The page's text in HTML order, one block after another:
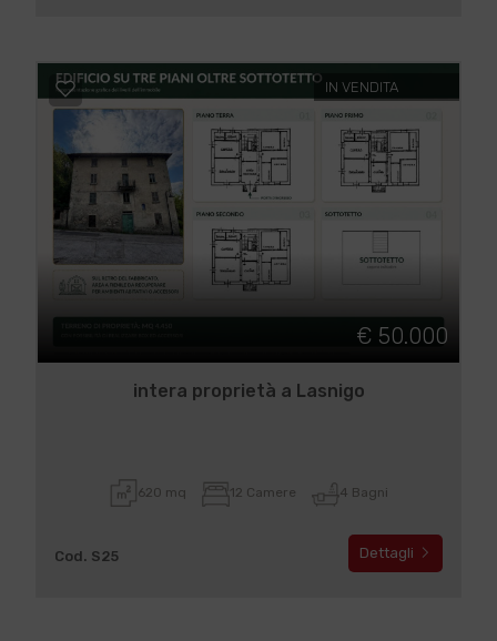
IN VENDITA
€ 50.000
intera proprietà a Lasnigo
620 mq 12 Camere 4 Bagni
Cod. S25 Dettagli